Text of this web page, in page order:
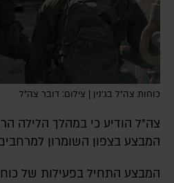
כוחות צה"ל בג'נין | צילום: דובר צה"ל
צה"ל הודיע כי במהלך הלילה הרחיבו כוחות הביטחון את
המבצע בצפון השומרון למרחבים
המבצע התחיל בפעילות של